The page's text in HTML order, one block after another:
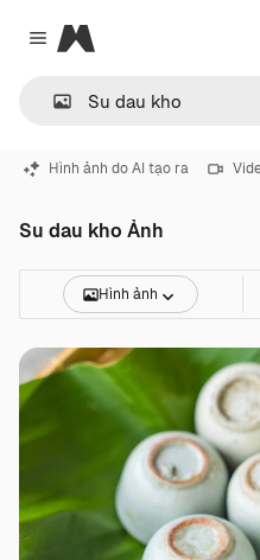
Close menu
Magnific
Hình ảnh do AI tạo ra
Su dau kho Ảnh
Hình ảnh